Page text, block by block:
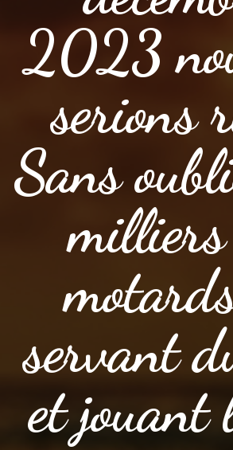
2023
serions
Sans
servant
et jouant